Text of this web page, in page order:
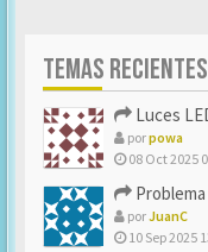
TEMAS RECIENTES
Luces
porpowa
08 Oct 2025
porJuanC
10 Sep 2025